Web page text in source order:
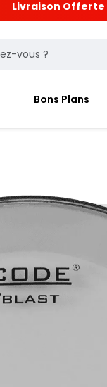
Livraison Offerte
Bons Plans